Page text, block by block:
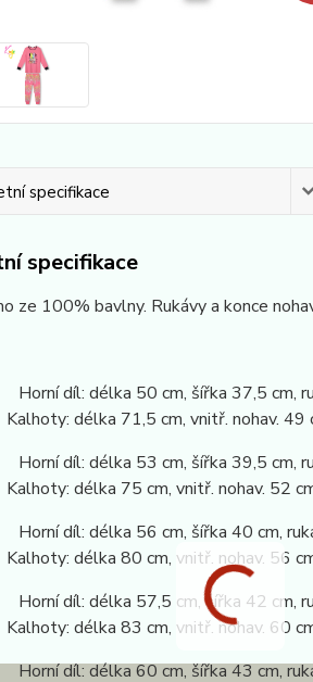
specifikace
specifikace
ze 100% bavlny. Rukávy a konce
díl: délka 50 cm, šířka 37,5 cm,
délka 71,5 cm, vnitř. nohav. 49
díl: délka 53 cm, šířka 39,5 cm,
délka 75 cm, vnitř. nohav. 52 cm,
díl: délka 56 cm, šířka 40 cm,
délka 80 cm, vnitř. nohav. 56 cm,
díl: délka 57,5 cm, šířka 42 cm,
délka 83 cm, vnitř. nohav. 60 cm,
díl: délka 60 cm, šířka 43 cm,